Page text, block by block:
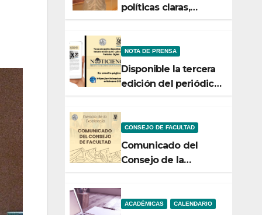
políticas claras,
conservación rendirá
frutos”
NOTA DE PRENSA
Disponible la tercera
edición del periódico
Noticiencias 2026
CONSEJO DE FACULTAD
Comunicado del
Consejo de la
ACADÉMICAS CALENDARIO